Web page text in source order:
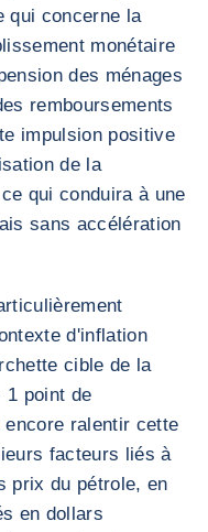
qui concerne la
monétaire
des ménages
remboursements
impulsion positive
de la
qui conduira à une
sans accélération
d'inflation
cible de la
1 point de
ralentir cette
facteurs liés à
prix du pétrole, en
en dollars